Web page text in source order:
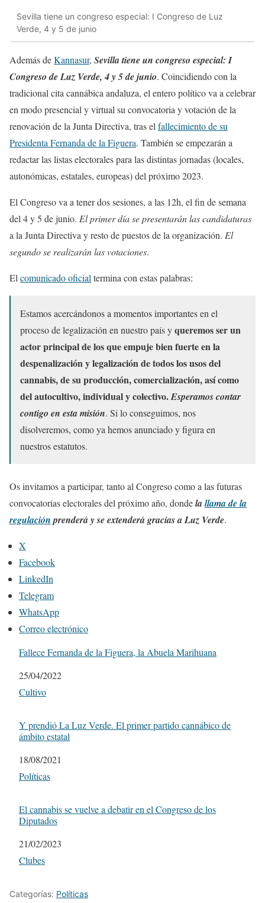
Sevilla tiene un congreso especial: I Congreso de Luz
Verde, 4 y 5 de junio
Además deKannasur, Sevilla tiene un congreso especial: I
Congreso de Luz Verde, 4 y 5 de junio. Coincidiendo con la
tradicional cita cannábica andaluza, el entero político va a celebrar
en modo presencial y virtual su convocatoria y votación de la
renovación de la Junta Directiva, tras el fallecimiento de su
Presidenta Fernanda de la Figuera. También se empezarán a
redactar las listas electorales para las distintas jornadas (locales,
autonómicas, estatales, europeas) del próximo 2023.
El Congreso va a tener dos sesiones, a las 12h, el fin de semana
del 4 y 5 de junio. El primer día se presentarán las candidaturas
a la Junta Directiva y resto de puestos de la organización. El
segundo se realizarán las votaciones.
El comunicado oficial termina con estas palabras:
Estamos acercándonos a momentos importantes en el
proceso de legalización en nuestro país yqueremos ser un
actor principal de los que empuje bien fuerte en la
despenalización y legalización de todos los usos del
cannabis, de su producción, comercialización, así como
del autocultivo, individual y colectivo.Esperamos contar
contigo en esta misión. Si lo conseguimos, nos
disolveremos, como ya hemos anunciado y figura en
nuestros estatutos.
Os invitamos a participar, tanto al Congreso como a las futuras
convocatorias electorales del próximo año, dondelallama de la
regulaciónprenderá y se extenderá gracias a Luz Verde.
X
Facebook
LinkedIn
Telegram
WhatsApp
Correo electrónico
Fallece Fernanda de la Figuera, la Abuela Marihuana
Fecha
25/04/2022
Respecto a
Cultivo
Y prendió La Luz Verde. El primer partido cannábico de
ámbito estatal
Fecha
18/08/2021
Respecto a
Políticas
El cannabis se vuelve a debatir en el Congreso de los
Diputados
Fecha
21/02/2023
Respecto a
Clubes
Categorías: Políticas